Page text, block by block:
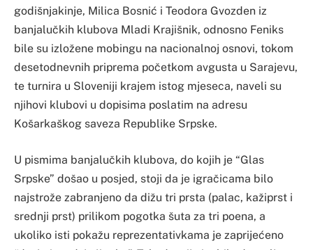
godišnjakinje, Milica Bosnić i Teodora Gvozden iz
banjalučkih klubova Mladi Krajišnik, odnosno Feniks
bile su izložene mobingu na nacionalnoj osnovi, tokom
desetodnevnih priprema početkom avgusta u Sarajevu,
te turnira u Sloveniji krajem istog mjeseca, naveli su
njihovi klubovi u dopisima poslatim na adresu
Košarkaškog saveza Republike Srpske.
U pismima banjalučkih klubova, do kojih je “Glas
Srpske” došao u posjed, stoji da je igračicama bilo
najstrože zabranjeno da dižu tri prsta (palac, kažiprst i
srednji prst) prilikom pogotka šuta za tri poena, a
ukoliko isti pokažu reprezentativkama je zaprijećeno